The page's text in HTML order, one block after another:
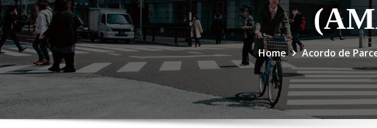
Home Acordo de